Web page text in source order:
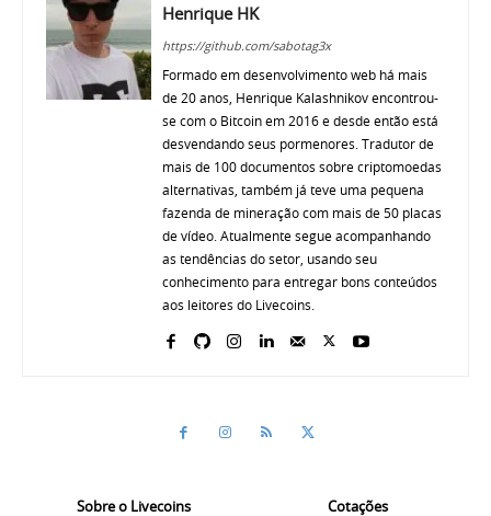
Henrique HK
https://github.com/sabotag3x
Formado em desenvolvimento web há mais
de 20 anos, Henrique Kalashnikov encontrou-
se com o Bitcoin em 2016 e desde então está
desvendando seus pormenores. Tradutor de
mais de 100 documentos sobre criptomoedas
alternativas, também já teve uma pequena
fazenda de mineração com mais de 50 placas
de vídeo. Atualmente segue acompanhando
as tendências do setor, usando seu
conhecimento para entregar bons conteúdos
aos leitores do Livecoins.
Sobre o Livecoins Cotações